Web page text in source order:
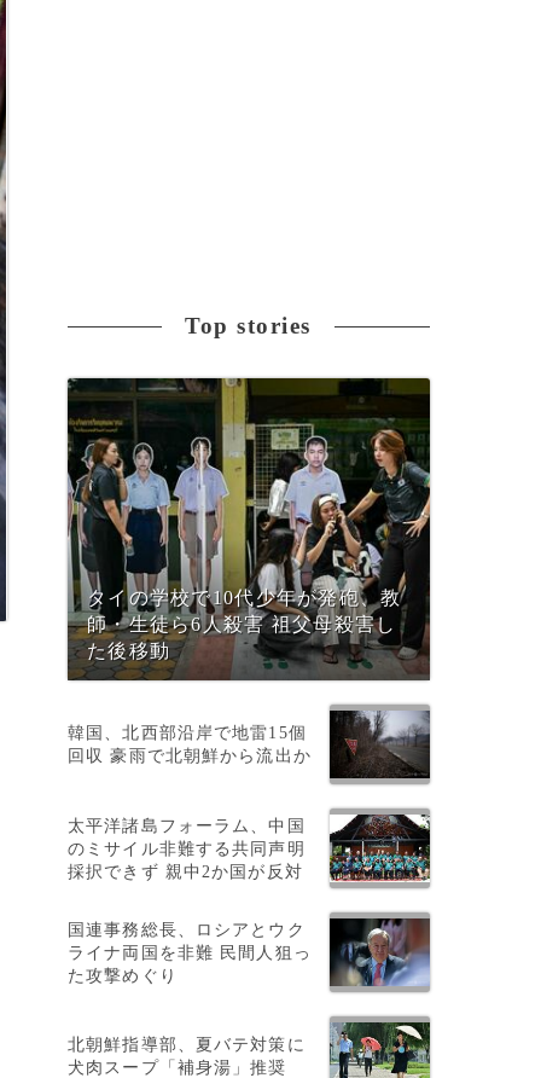
Top stories
タイの学校で10代少年が発砲、教
師・生徒ら6人殺害 祖父母殺害し
た後移動
韓国、北西部沿岸で地雷15個
回収 豪雨で北朝鮮から流出か
太平洋諸島フォーラム、中国
のミサイル非難する共同声明
採択できず 親中2か国が反対
国連事務総長、ロシアとウク
ライナ両国を非難 民間人狙っ
た攻撃めぐり
北朝鮮指導部、夏バテ対策に
犬肉スープ「補身湯」推奨